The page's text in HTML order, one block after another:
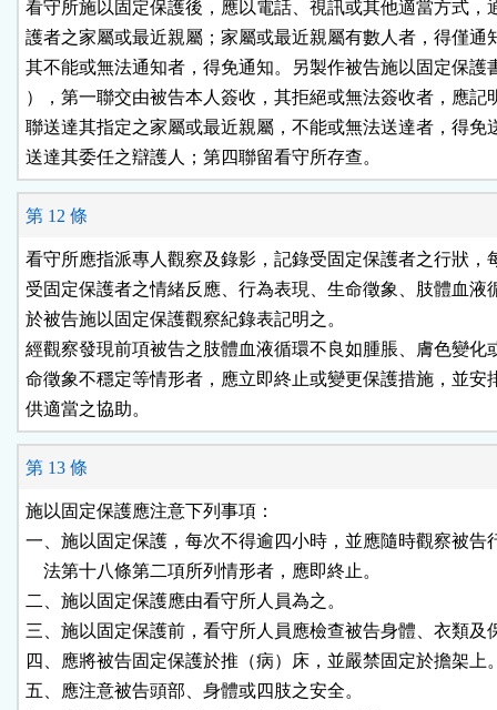
看守所施以固定保護後，應以電話、視訊或其他適當方式，
護者之家屬或最近親屬；家屬或最近親屬有數人者，得僅通
其不能或無法通知者，得免通知。另製作被告施以固定保護
），第一聯交由被告本人簽收，其拒絕或無法簽收者，應記
聯送達其指定之家屬或最近親屬，不能或無法送達者，得免
送達其委任之辯護人；第四聯留看守所存查。
第 12 條
看守所應指派專人觀察及錄影，記錄受固定保護者之行狀，
受固定保護者之情緒反應、行為表現、生命徵象、肢體血液
於被告施以固定保護觀察紀錄表記明之。
經觀察發現前項被告之肢體血液循環不良如腫脹、膚色變化
命徵象不穩定等情形者，應立即終止或變更保護措施，並安
供適當之協助。
第 13 條
施以固定保護應注意下列事項：
一、施以固定保護，每次不得逾四小時，並應隨時觀察被告
    法第十八條第二項所列情形者，應即終止。
二、施以固定保護應由看守所人員為之。
三、施以固定保護前，看守所人員應檢查被告身體、衣類及
四、應將被告固定保護於推（病）床，並嚴禁固定於擔架上
五、應注意被告頭部、身體或四肢之安全。